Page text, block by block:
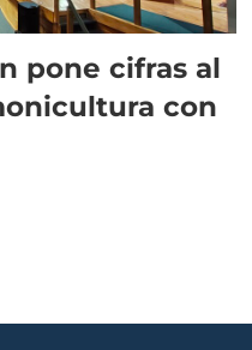
pone cifras al
con